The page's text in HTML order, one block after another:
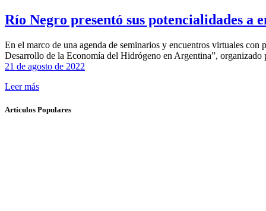
Río Negro presentó sus potencialidades a
En el marco de una agenda de seminarios y encuentros virtuales
Desarrollo de la Economía del Hidrógeno en Argentina”,
21 de agosto de 2022
Leer más
Artículos Populares